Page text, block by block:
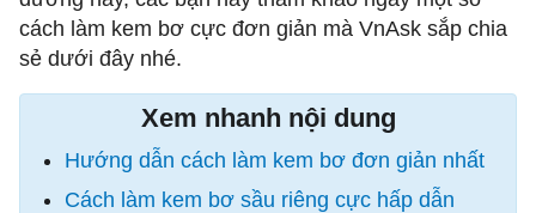
cách làm kem bơ cực đơn giản mà VnAsk sắp chia
sẻ dưới đây nhé.
Xem nhanh nội dung
Hướng dẫn cách làm kem bơ đơn giản nhất
Cách làm kem bơ sầu riêng cực hấp dẫn